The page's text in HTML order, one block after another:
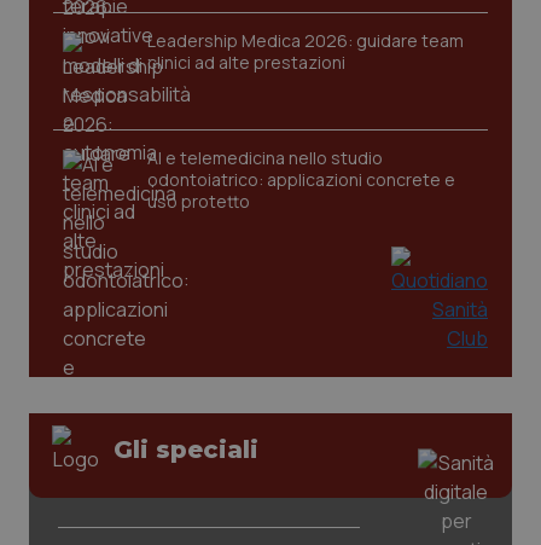
Leadership Medica 2026: guidare team
clinici ad alte prestazioni
AI e telemedicina nello studio
odontoiatrico: applicazioni concrete e
uso protetto
Gli speciali
tracking-sites-ironfish-
tracking-enable
tracking-sites-ironfish-
session-id
www.quotidianosanita.it
_ga
Google LLC
1